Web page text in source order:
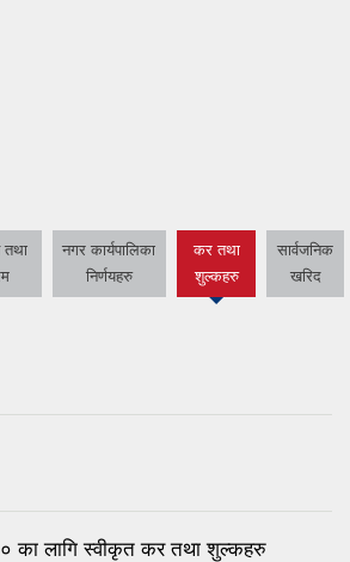
तथा
नगर कार्यपालिका
निर्णयहरु
कर तथा
शुल्कहरु
(active
tab)
सार्वजनिक
खरिद
का लागि स्वीकृत कर तथा शुल्कहरु